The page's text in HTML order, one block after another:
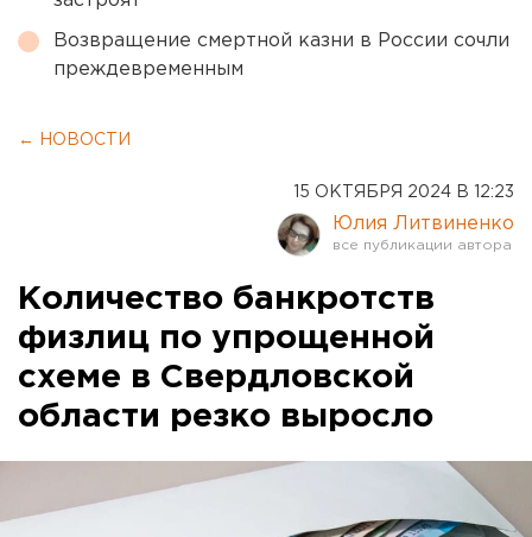
Возвращение смертной казни в России сочли
преждевременным
← НОВОСТИ
15 ОКТЯБРЯ 2024 В 12:23
Юлия Литвиненко
Количество банкротств
физлиц по упрощенной
схеме в Свердловской
области резко выросло